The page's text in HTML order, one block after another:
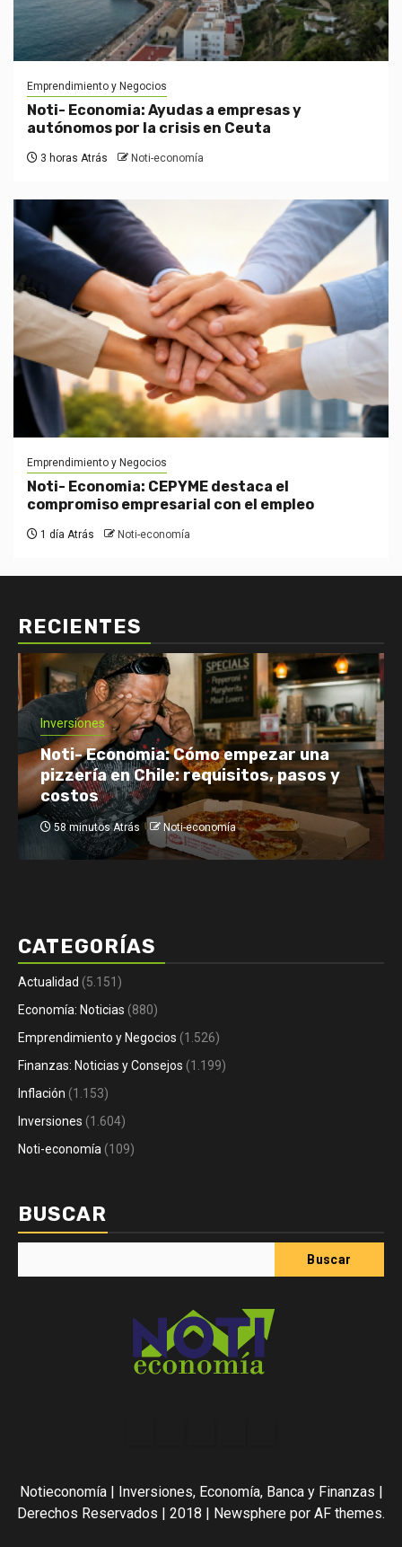
Emprendimiento y Negocios
Noti- Economia: Ayudas a empresas y
autónomos por la crisis en Ceuta
3 horas Atrás Noti-economía
Emprendimiento y Negocios
Noti- Economia: CEPYME destaca el
compromiso empresarial con el empleo
1 día Atrás Noti-economía
RECIENTES
Economía: Noticias Emprendimiento y Negocios
Finanzas: Noticias y Consejos Inversiones
Netflix enfrenta el reto de retener a
su audiencia
3 horas Atrás Noti-economía
CATEGORÍAS
Actualidad (5.151)
Economía: Noticias (880)
Emprendimiento y Negocios (1.526)
Finanzas: Noticias y Consejos (1.199)
Inflación (1.153)
Inversiones (1.604)
Noti-economía (109)
BUSCAR
Buscar
Noti-
economía
Notieconomía | Inversiones, Economía, Banca y Finanzas |
Derechos Reservados | 2018 | Newsphere por AF themes.